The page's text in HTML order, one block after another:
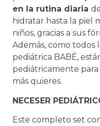
en la rutina diaria
hidratar hasta la piel
niños, gracias a sus
Además, como todos
pediátrica BABÉ,
pediátricamente
más quieres.
NECESER
Este completo set